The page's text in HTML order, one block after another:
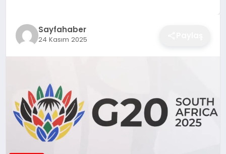
EĞITIM
SAĞLIK
Sayfahaber
24 Kasım 2025